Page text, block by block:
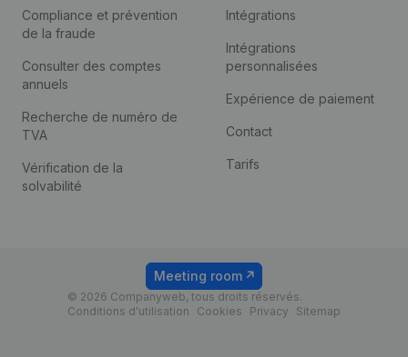
Compliance et prévention
de la fraude
Consulter des comptes
annuels
Recherche de numéro de
TVA
Vérification de la
solvabilité
Intégrations
Intégrations
personnalisées
Expérience de paiement
Contact
Tarifs
© 2026 Companyweb, tous droits réservés.
Conditions d'utilisation
Cookies Privacy Sitemap
Meeting room